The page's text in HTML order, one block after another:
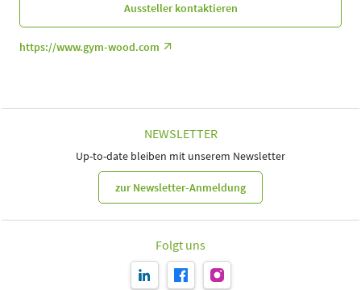
Aussteller kontaktieren
https://www.gym-wood.com
NEWSLETTER
Up-to-date bleiben mit unserem Newsletter
zur Newsletter-Anmeldung
Folgt uns